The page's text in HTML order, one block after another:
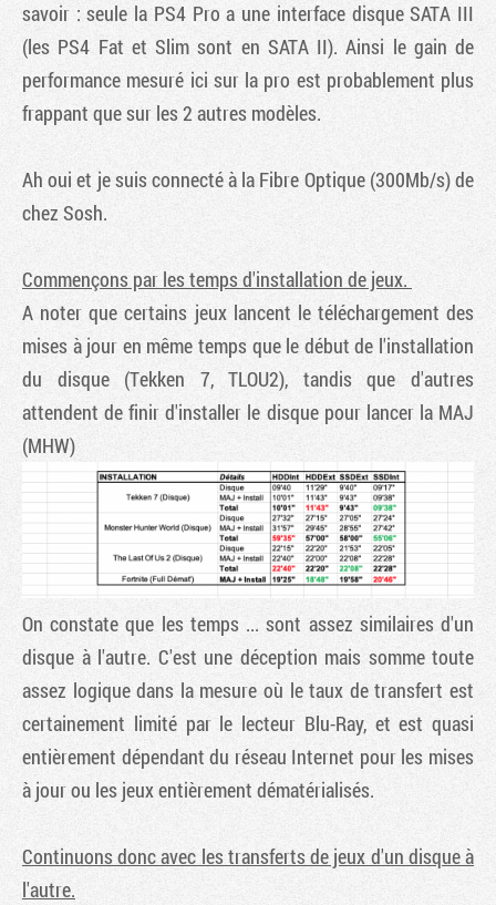
savoir : seule la PS4 Pro a une interface disque SATA III
(les PS4 Fat et Slim sont en SATA II). Ainsi le gain de
performance mesuré ici sur la pro est probablement plus
frappant que sur les 2 autres modèles.
Ah oui et je suis connecté à la Fibre Optique (300Mb/s) de
chez Sosh.
Commençons par les temps d'installation de jeux.
A noter que certains jeux lancent le téléchargement des
mises à jour en même temps que le début de l'installation
du disque (Tekken 7, TLOU2), tandis que d'autres
attendent de finir d'installer le disque pour lancer la MAJ
(MHW)
On constate que les temps ... sont assez similaires d'un
disque à l'autre. C'est une déception mais somme toute
assez logique dans la mesure où le taux de transfert est
certainement limité par le lecteur Blu-Ray, et est quasi
entièrement dépendant du réseau Internet pour les mises
à jour ou les jeux entièrement dématérialisés.
Continuons donc avec les transferts de jeux d'un disque à
l'autre.